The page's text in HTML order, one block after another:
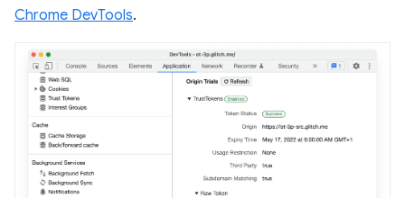
Chrome DevTools.